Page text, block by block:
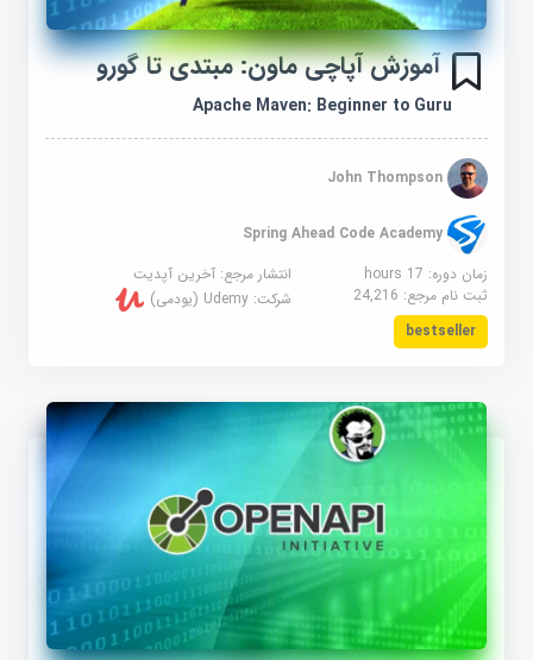
آموزش آپاچی ماون: مبتدی تا گورو
Apache Maven: Beginner to Guru
John Thompson
Spring Ahead Code Academy
زمان دوره: 17 hours
انتشار مرجع:آخرین آپدیت
ثبت نام مرجع:24,216 شرکت:Udemy (یودمی)
bestseller